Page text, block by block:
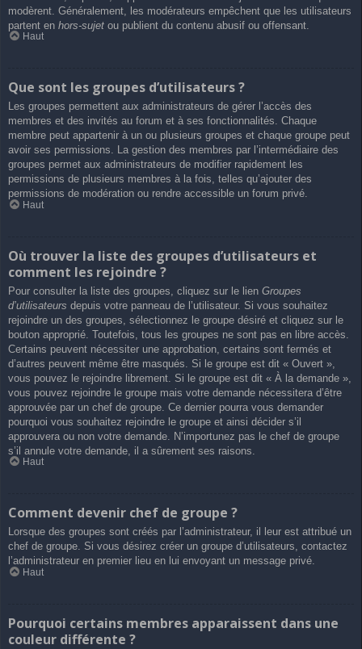
modèrent. Généralement, les modérateurs empêchent que les utilisateurs
partent en hors-sujet ou publient du contenu abusif ou offensant.
Haut
Que sont les groupes d’utilisateurs ?
Les groupes permettent aux administrateurs de gérer l’accès des
membres et des invités au forum et à ses fonctionnalités. Chaque
membre peut appartenir à un ou plusieurs groupes et chaque groupe peut
avoir ses permissions. La gestion des membres par l’intermédiaire des
groupes permet aux administrateurs de modifier rapidement les
permissions de plusieurs membres à la fois, telles qu’ajouter des
permissions de modération ou rendre accessible un forum privé.
Haut
Où trouver la liste des groupes d’utilisateurs et
comment les rejoindre ?
Pour consulter la liste des groupes, cliquez sur le lien Groupes
d’utilisateurs depuis votre panneau de l’utilisateur. Si vous souhaitez
rejoindre un des groupes, sélectionnez le groupe désiré et cliquez sur le
bouton approprié. Toutefois, tous les groupes ne sont pas en libre accès.
Certains peuvent nécessiter une approbation, certains sont fermés et
d’autres peuvent même être masqués. Si le groupe est dit « Ouvert »,
vous pouvez le rejoindre librement. Si le groupe est dit « À la demande »,
vous pouvez rejoindre le groupe mais votre demande nécessitera d’être
approuvée par un chef de groupe. Ce dernier pourra vous demander
pourquoi vous souhaitez rejoindre le groupe et ainsi décider s’il
approuvera ou non votre demande. N’importunez pas le chef de groupe
s’il annule votre demande, il a sûrement ses raisons.
Haut
Comment devenir chef de groupe ?
Lorsque des groupes sont créés par l’administrateur, il leur est attribué un
chef de groupe. Si vous désirez créer un groupe d’utilisateurs, contactez
l’administrateur en premier lieu en lui envoyant un message privé.
Haut
Pourquoi certains membres apparaissent dans une
couleur différente ?